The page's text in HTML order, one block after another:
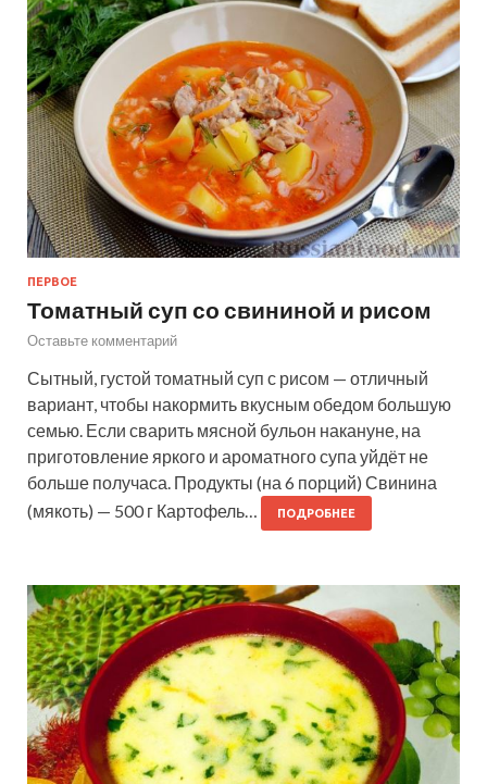
ПЕРВОЕ
Томатный суп со свининой и рисом
Оставьте комментарий
Сытный, густой томатный суп с рисом — отличный
вариант, чтобы накормить вкусным обедом большую
семью. Если сварить мясной бульон накануне, на
приготовление яркого и ароматного супа уйдёт не
больше получаса. Продукты (на 6 порций) Свинина
(мякоть) — 500 г Картофель…
ПОДРОБНЕЕ